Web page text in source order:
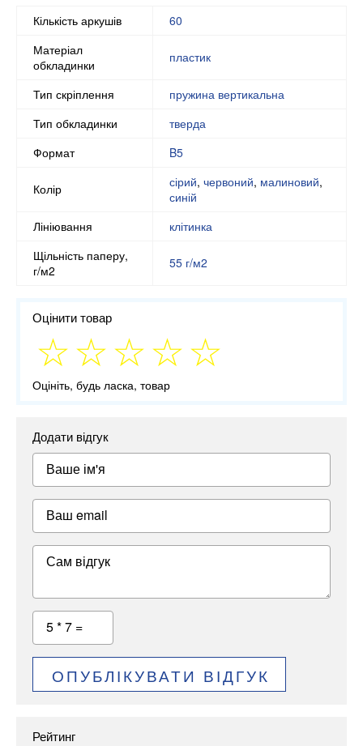
Кількість аркушів
60
Матеріал
обкладинки
пластик
Тип скріплення
пружина вертикальна
Тип обкладинки
тверда
Формат
B5
Колір сірий, червоний, малиновий,
синій
Лініювання
клітинка
Щільність паперу,
г/м2
55 г/м2
Оцінити товар
Оцініть, будь ласка, товар
Додати відгук
Ваше ім'я
Ваш email
Сам відгук
5 * 7 =
ОПУБЛІКУВАТИ ВІДГУК
Рейтинг